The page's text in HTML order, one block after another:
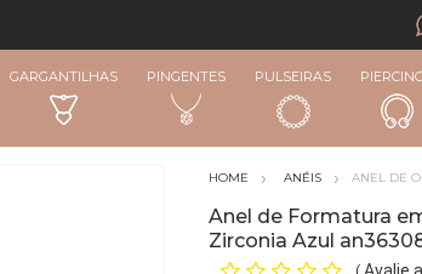
GARGANTILHAS PINGENTES PULSEIRAS
ANÉIS ANEL DE
Anel de Formatura
Zirconia Azul